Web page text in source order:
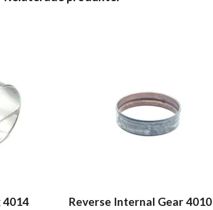
4014 Reverse Internal Gear 4010